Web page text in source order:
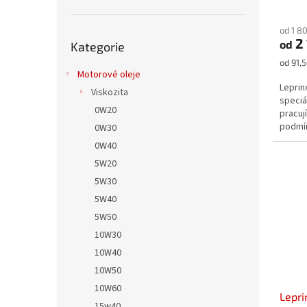
kategorie
Kategorie
Motorové oleje
Viskozita
0W20
0W30
0W40
5W20
5W30
5W40
5W50
10W30
10W40
10W50
10W60
je
5,0
z
5
od 1
od 2
Měrná
od
určen